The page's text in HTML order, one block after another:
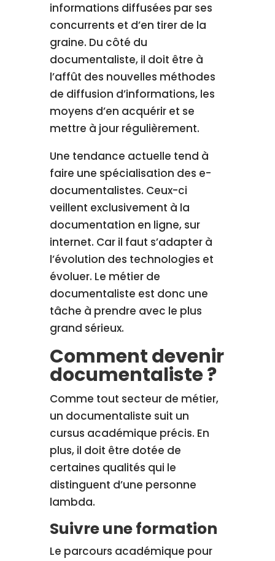
informations diffusées par ses
concurrents et d’en tirer de la
graine. Du côté du
documentaliste, il doit être à
l’affût des nouvelles méthodes
de diffusion d’informations, les
moyens d’en acquérir et se
mettre à jour régulièrement.
Une tendance actuelle tend à
faire une spécialisation des e-
documentalistes. Ceux-ci
veillent exclusivement à la
documentation en ligne, sur
internet. Car il faut s’adapter à
l’évolution des technologies et
évoluer. Le métier de
documentaliste est donc une
tâche à prendre avec le plus
grand sérieux.
Comment devenir
documentaliste ?
Comme tout secteur de métier,
un documentaliste suit un
cursus académique précis. En
plus, il doit être dotée de
certaines qualités qui le
distinguent d’une personne
lambda.
Suivre une formation
Le parcours académique pour